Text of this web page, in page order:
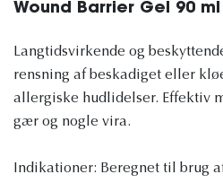
Wound Barrier Gel 90 ml
Langtidsvirkende og
rensning af beskadiget eller
allergiske hudlidelser. Effektiv
gær og nogle vira.
Indikationer: Beregnet til brug